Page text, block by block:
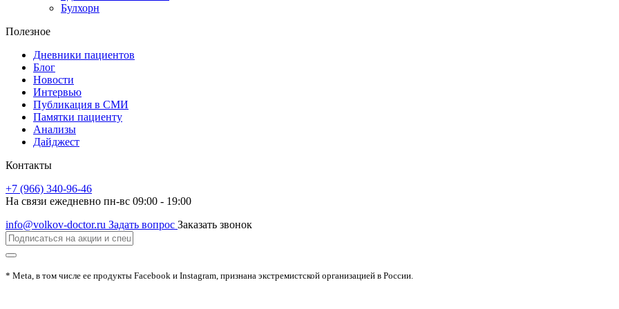
Булхорн
Полезное
Дневники пациентов
Блог
Новости
Интервью
Публикация в СМИ
Памятки пациенту
Анализы
Дайджест
Контакты
+7 (966) 340-96-46
На связи ежедневно пн-вс 09:00 - 19:00
info@volkov-doctor.ru Задать вопрос Заказать звонок
* Meta, в том числе ее продукты Facebook и Instagram, признана экстремистской организацией в России.